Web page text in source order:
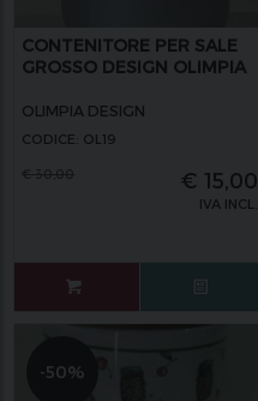
CONTENITORE PER SALE
GROSSO DESIGN OLIMPIA
OLIMPIA DESIGN
CODICE: OL19
€ 15,00
IVA INCL.
-50%